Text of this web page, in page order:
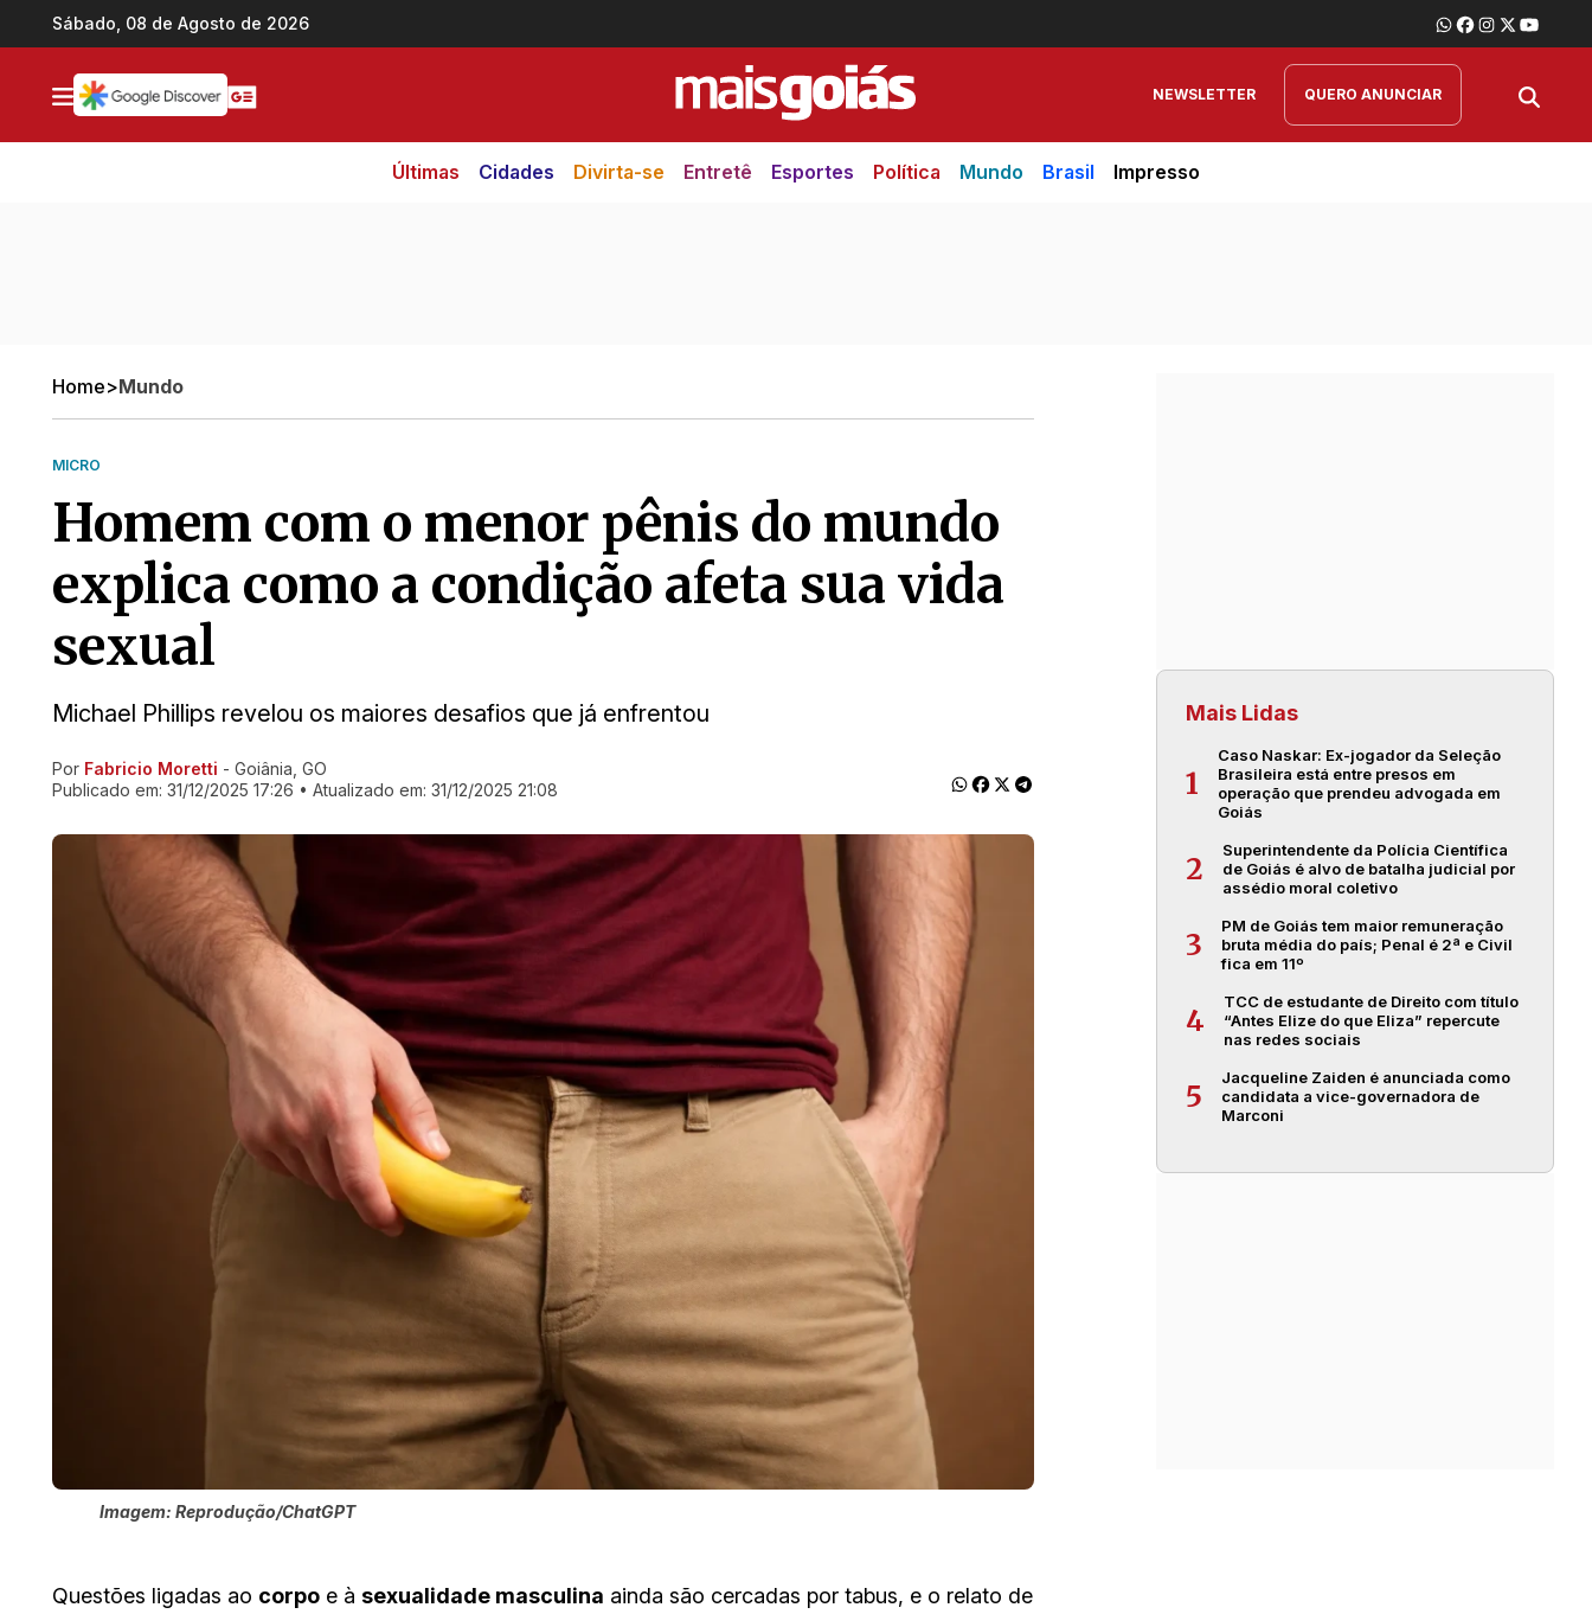
Ir direto pro conteúdo
Sábado, 08 de Agosto de 2026
NEWSLETTER QUERO ANUNCIAR
Últimas Cidades Divirta-se Entretê Esportes Política Mundo Brasil Impresso
Home>Mundo
MICRO
Homem com o menor pênis do mundo
explica como a condição afeta sua vida
sexual
Michael Phillips revelou os maiores desafios que já enfrentou
Ir direto pra matéria
Por Fabricio Moretti - Goiânia, GO
Publicado em: 31/12/2025 17:26 • Atualizado em: 31/12/2025 21:08
Imagem: Reprodução/ChatGPT
Questões ligadas ao corpo e à sexualidade masculina ainda são cercadas por tabus, e o relato de
Mais Lidas
1
Caso Naskar: Ex-jogador da Seleção
Brasileira está entre presos em
operação que prendeu advogada em
Goiás
2
Superintendente da Polícia Científica
de Goiás é alvo de batalha judicial por
assédio moral coletivo
3
PM de Goiás tem maior remuneração
bruta média do país; Penal é 2ª e Civil
fica em 11º
4
TCC de estudante de Direito com título
“Antes Elize do que Eliza” repercute
nas redes sociais
5
Jacqueline Zaiden é anunciada como
candidata a vice-governadora de
Marconi